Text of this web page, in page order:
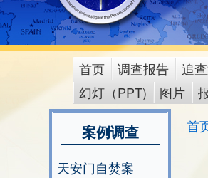
main
menu
首页 调查报告 追
幻灯（PPT)
图片
案例调查
天安门自焚案
首